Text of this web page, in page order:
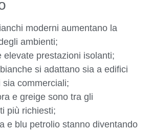
moderni aumentano la
ambienti;
elevate prestazioni isolanti;
si adattano sia a edifici
sia commerciali;
e greige sono tra gli
più richiesti;
e blu petrolio stanno diventando